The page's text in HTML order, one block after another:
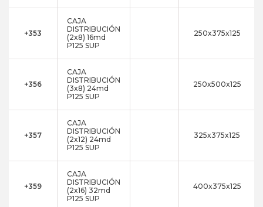
+353
CAJA
DISTRIBUCIÓN
(2x8) 16md
P125 SUP
250x375x125
+356
CAJA
DISTRIBUCIÓN
(3x8) 24md
P125 SUP
250x500x125
+357
CAJA
DISTRIBUCIÓN
(2x12) 24md
P125 SUP
325x375x125
+359
CAJA
DISTRIBUCIÓN
(2x16) 32md
P125 SUP
400x375x125